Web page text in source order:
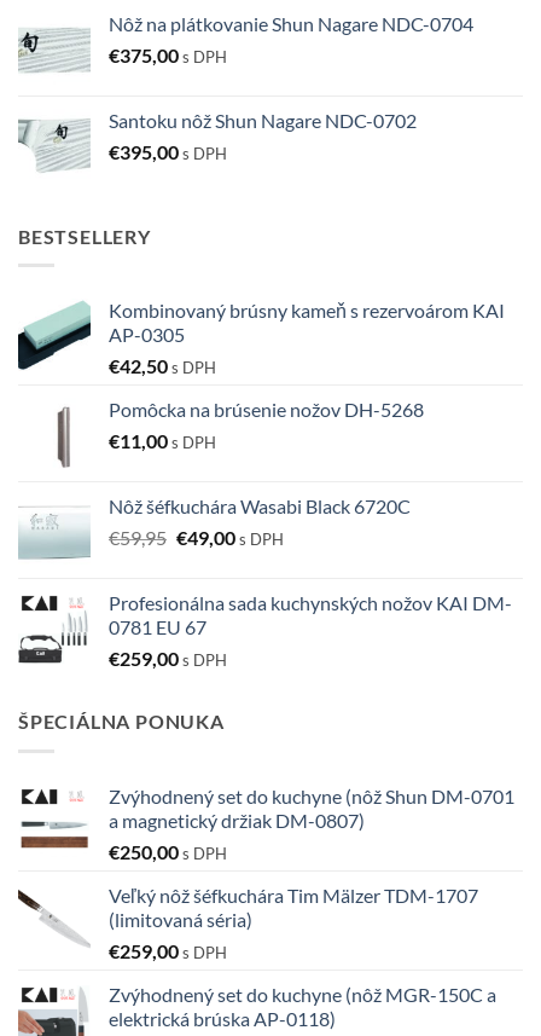
Nôž na plátkovanie Shun Nagare NDC-0704
€375,00s DPH
Santoku nôž Shun Nagare NDC-0702
€395,00s DPH
BESTSELLERY
Kombinovaný brúsny kameň s rezervoárom KAI
AP-0305
€42,50s DPH
Pomôcka na brúsenie nožov DH-5268
€11,00s DPH
Nôž šéfkuchára Wasabi Black 6720C
€59,95 Pôvodná
€59,95.
€49,00Aktuálna
€49,00.
s DPH
Profesionálna sada kuchynských nožov KAI DM-
0781 EU 67
€259,00s DPH
ŠPECIÁLNA PONUKA
Zvýhodnený set do kuchyne (nôž Shun DM-0701
a magnetický držiak DM-0807)
€250,00s DPH
Veľký nôž šéfkuchára Tim Mälzer TDM-1707
(limitovaná séria)
€259,00s DPH
Zvýhodnený set do kuchyne (nôž MGR-150C a
elektrická brúska AP-0118)